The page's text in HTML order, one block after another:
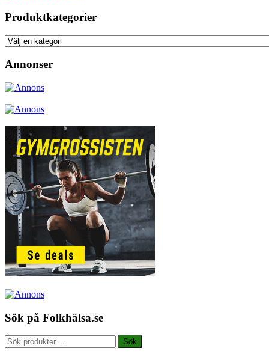
Produktkategorier
Annonser
Sök på Folkhälsa.se
Sök
efter:
Sök